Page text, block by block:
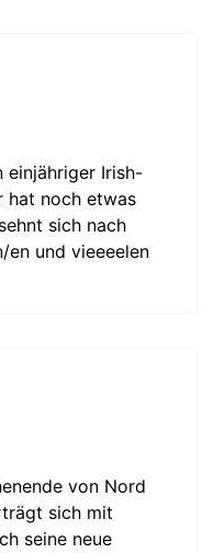
einjähriger Irish-
hat noch etwas
sich nach
en und vieeeelen
von Nord
sich mit
seine neue